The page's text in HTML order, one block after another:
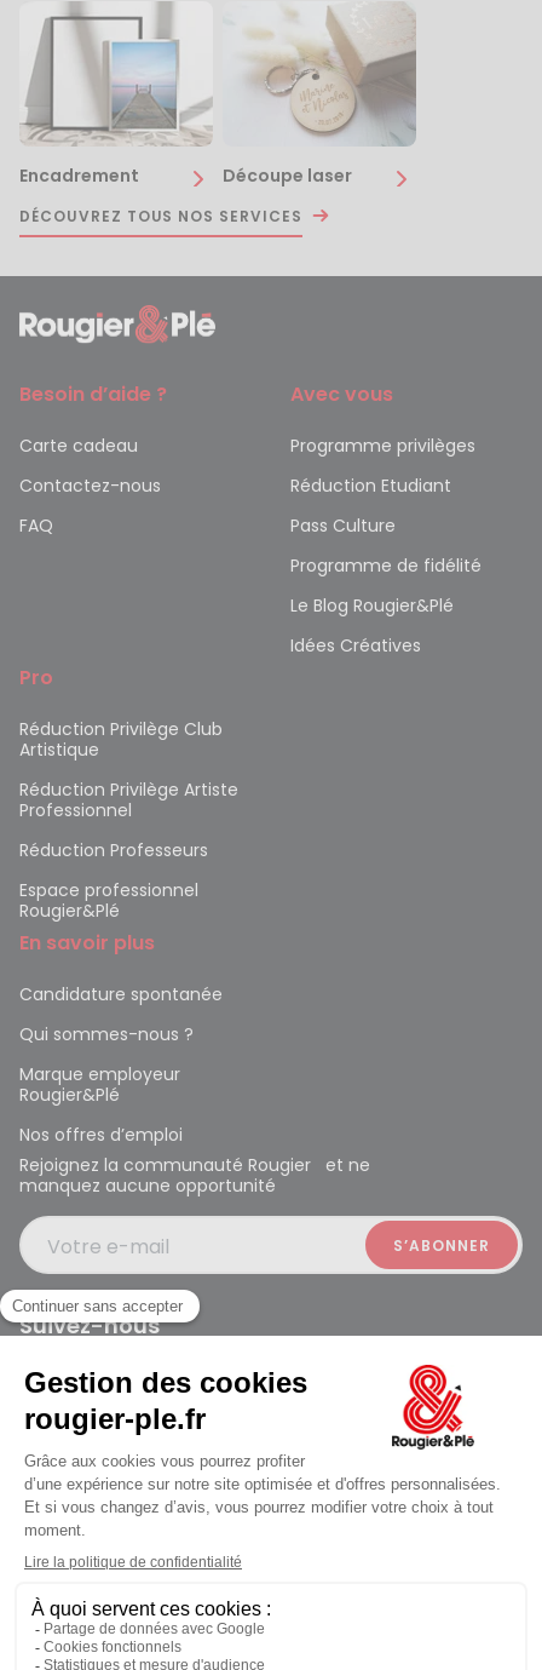
Encadrement Découpe laser
DÉCOUVREZ TOUS NOS SERVICES
Besoin d’aide ?
Carte cadeau
Contactez-nous
FAQ
Avec vous
Programme privilèges
Réduction Etudiant
Pass Culture
Programme de fidélité
Le Blog Rougier&Plé
Idées Créatives
Pro
Réduction Privilège Club
Artistique
Réduction Privilège Artiste
Professionnel
Réduction Professeurs
Espace professionnel
Rougier&Plé
En savoir plus
Candidature spontanée
Qui sommes-nous ?
Marque employeur
Rougier&Plé
Nos offres d’emploi
Rejoignez la communauté Rougier et ne
manquez aucune opportunité
Votre e-mail
Suivez-nous
Rougier et Plé 2024 Copyright
Mentions légales
Conditions générales des ventes
Données personnelles